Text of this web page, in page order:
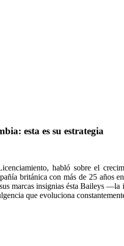
esta es su estrategia
habló sobre el
británica con más de 25 años
marcas insignias ésta Baileys
que evoluciona